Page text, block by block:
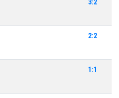
3:2
2:2
1:1